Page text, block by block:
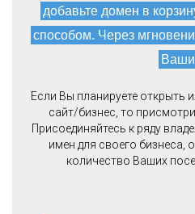
добавьте домен в
способом. Через
Если Вы планируете открыть
сайт/бизнес, то
Присоединяйтесь к ряду
имен для своего бизнеса,
количество Ваших